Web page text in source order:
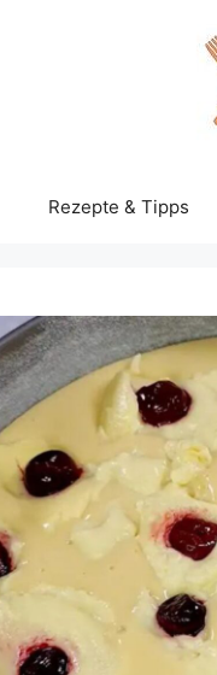
Rezepte & Tipps